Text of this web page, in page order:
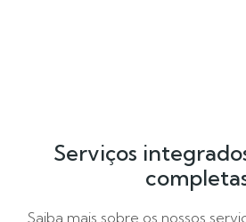
Serviços
Saiba mais sobre os nossos